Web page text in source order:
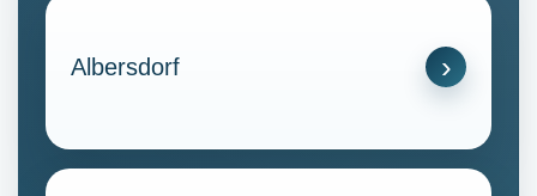
Albersdorf